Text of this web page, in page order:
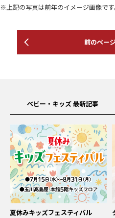
※上記の写真は前年のイメージ画像です
前のペー
ベビー・キッズ 最新記事
夏休みキッズフェスティバル